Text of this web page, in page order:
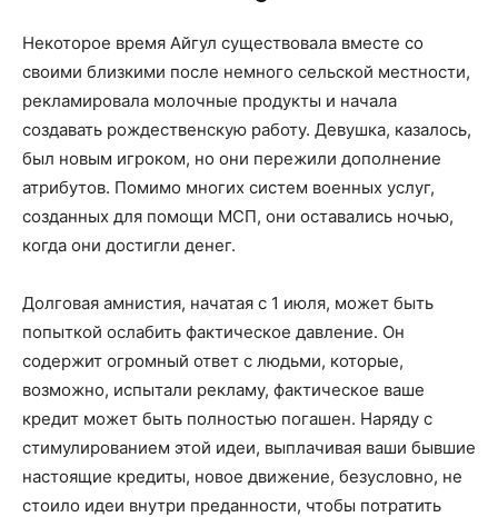
Некоторое время Айгул существовала вместе со
своими близкими после немного сельской местности,
рекламировала молочные продукты и начала
создавать рождественскую работу. Девушка, казалось,
был новым игроком, но они пережили дополнение
атрибутов. Помимо многих систем военных услуг,
созданных для помощи МСП, они оставались ночью,
когда они достигли денег.
Долговая амнистия, начатая с 1 июля, может быть
попыткой ослабить фактическое давление. Он
содержит огромный ответ с людьми, которые,
возможно, испытали рекламу, фактическое ваше
кредит может быть полностью погашен. Наряду с
стимулированием этой идеи, выплачивая ваши бывшие
настоящие кредиты, новое движение, безусловно, не
стоило идеи внутри преданности, чтобы потратить